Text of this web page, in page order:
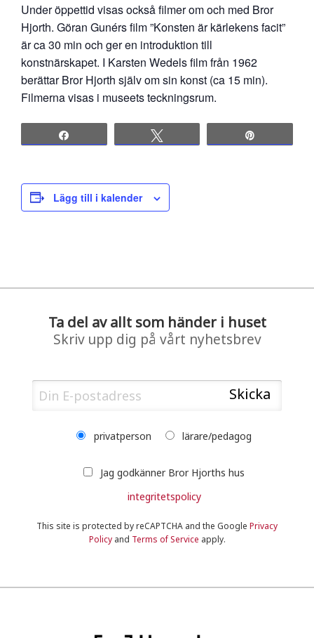
Under öppettid visas också filmer om och med Bror
Hjorth. Göran Gunérs film ”Konsten är kärlekens facit”
är ca 30 min och ger en introduktion till
konstnärskapet. I Karsten Wedels film från 1962
berättar Bror Hjorth själv om sin konst (ca 15 min).
Filmerna visas i museets teckningsrum.
Lägg till i kalender
Ta del av allt som händer i huset
Skriv upp dig på vårt nyhetsbrev
privatperson lärare/pedagog
Jag godkänner Bror Hjorths hus
integritetspolicy
This site is protected by reCAPTCHA and the Google Privacy
Policyand Terms of Service apply.